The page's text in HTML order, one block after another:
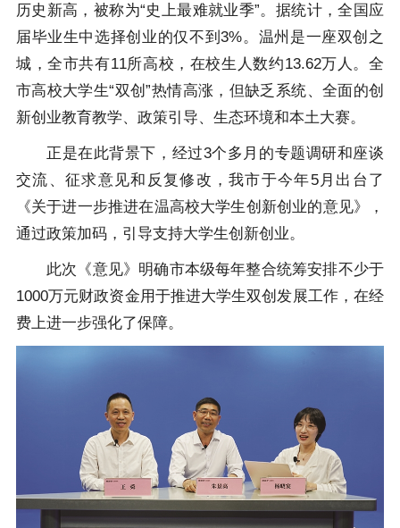
历史新高，被称为“史上最难就业季”。据统计，全国应
届毕业生中选择创业的仅不到3%。温州是一座双创之
城，全市共有11所高校，在校生人数约13.62万人。全
市高校大学生“双创”热情高涨，但缺乏系统、全面的创
新创业教育教学、政策引导、生态环境和本土大赛。
正是在此背景下，经过3个多月的专题调研和座谈
交流、征求意见和反复修改，我市于今年5月出台了
《关于进一步推进在温高校大学生创新创业的意见》，
通过政策加码，引导支持大学生创新创业。
此次《意见》明确市本级每年整合统筹安排不少于
1000万元财政资金用于推进大学生双创发展工作，在经
费上进一步强化了保障。